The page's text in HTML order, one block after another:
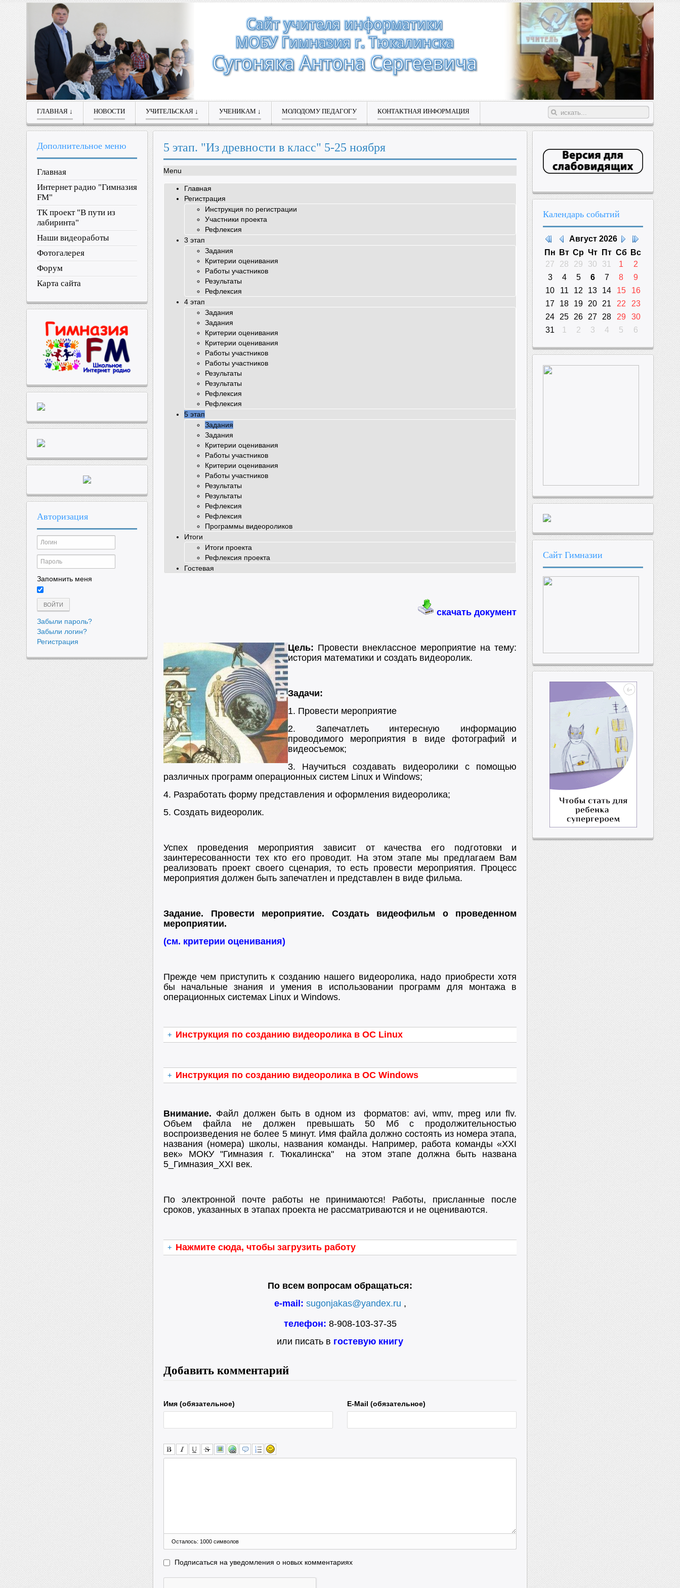
ГЛАВНАЯ ↓ НОВОСТИ УЧИТЕЛЬСКАЯ ↓ УЧЕНИКАМ ↓ МОЛОДОМУ ПЕДАГОГУ КОНТАКТНАЯ ИНФОРМАЦИЯ
5 этап. "Из древности в класс" 5-25 ноября
Menu
Главная
Регистрация
Инструкция по регистрации
Участники проекта
Рефлексия
3 этап
Задания
Критерии оценивания
Работы участников
Результаты
Рефлексия
4 этап
Задания
Задания
Критерии оценивания
Критерии оценивания
Работы участников
Работы участников
Результаты
Результаты
Рефлексия
Рефлексия
5 этап
Задания
Задания
Критерии оценивания
Работы участников
Критерии оценивания
Работы участников
Результаты
Результаты
Рефлексия
Рефлексия
Программы видеороликов
Итоги
Итоги проекта
Рефлексия проекта
Гостевая
скачать документ
Цель: Провести внеклассное мероприятие на тему:
история математики и создать видеоролик.
Задачи:
1. Провести мероприятие
2. Запечатлеть интересную информацию
проводимого мероприятия в виде фотографий и
видеосъемок;
3. Научиться создавать видеоролики с помощью
различных программ операционных систем Linux и Windows;
4. Разработать форму представления и оформления видеоролика;
5. Создать видеоролик.
Успех проведения мероприятия зависит от качества его подготовки и
заинтересованности тех кто его проводит. На этом этапе мы предлагаем Вам
реализовать проект своего сценария, то есть провести мероприятия. Процесс
мероприятия должен быть запечатлен и представлен в виде фильма.
Задание. Провести мероприятие. Создать видеофильм о проведенном
мероприятии.
(см. критерии оценивания)
Прежде чем приступить к созданию нашего видеоролика, надо приобрести хотя
бы начальные знания и умения в использовании программ для монтажа в
операционных системах Linux и Windows.
+ Инструкция по созданию видеоролика в ОС Linux
+ Инструкция по созданию видеоролика в ОС Windows
Внимание. Файл должен быть в одном из форматов:avi,wmv, mpeg или flv.
Объем файла не должен превышать 50 Мб с продолжительностью
воспроизведения не более 5 минут. Имя файла должно состоять из номера этапа,
названия (номера) школы, названия команды. Например, работа команды «XXI
век» МОКУ "Гимназия г. Тюкалинска" на этом этапе должна быть названа
5_Гимназия_XXI век.
По электронной почте работы не принимаются! Работы, присланные после
сроков, указанных в этапах проекта не рассматриваются и не оцениваются.
+ Нажмите сюда, чтобы загрузить работу
По всем вопросам обращаться:
e-mail: sugonjakas@yandex.ru ,
телефон: 8-908-103-37-35
или писать в гостевую книгу
Добавить комментарий
Имя (обязательное) E-Mail (обязательное)
Осталось: 1000 символов
Подписаться на уведомления о новых комментариях
Дополнительное меню
Главная
Интернет радио "Гимназия
FM"
ТК проект "В пути из
лабиринта"
Наши видеоработы
Фотогалерея
Форум
Карта сайта
Авторизация
Запомнить меня
ВОЙТИ
Забыли пароль?
Забыли логин?
Регистрация
Календарь событий
Август 2026
Пн
Вт Ср Чт Пт Сб
Вс
27
28 29 30 31 1
2
3
4 5 6 7 8
9
10
11 12 13 14 15
16
17
18 19 20 21 22
23
24
25 26 27 28 29
30
31
1 2 3 4 5 6
Сайт Гимназии